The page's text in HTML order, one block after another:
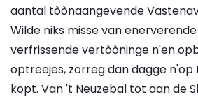
aantal tòònaangevende
Wilde niks misse van
verfrissende vertòòninge n'en
optreejes, zorreg dan dagge
kopt. Van 't Neuzebal tot aan de